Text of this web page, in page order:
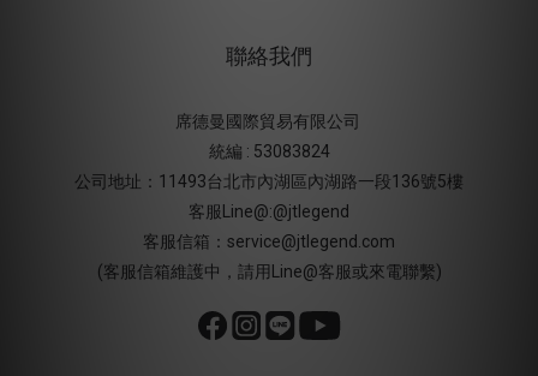
聯絡我們
席德曼國際貿易有限公司
統編 : 53083824
公司地址：11493台北市內湖區內湖路一段136號5樓
客服Line@:@jtlegend
客服信箱：service@jtlegend.com
(客服信箱維護中，請用Line@客服或來電聯繫)